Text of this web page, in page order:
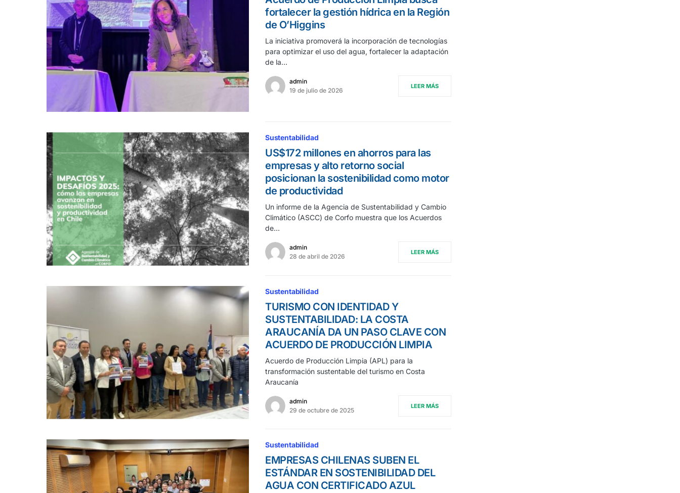
fortalecer la gestión hídrica en la Región
de O’Higgins
La iniciativa promoverá la incorporación de tecnologías
para optimizar el uso del agua, fortalecer la adaptación
de la…
admin
19 de julio de 2026
LEER MÁS
Sustentabilidad
US$172 millones en ahorros para las
empresas y alto retorno social
posicionan la sostenibilidad como motor
de productividad
Un informe de la Agencia de Sustentabilidad y Cambio
Climático (ASCC) de Corfo muestra que los Acuerdos
de…
admin
28 de abril de 2026
LEER MÁS
Sustentabilidad
TURISMO CON IDENTIDAD Y
SUSTENTABILIDAD: LA COSTA
ARAUCANÍA DA UN PASO CLAVE CON
ACUERDO DE PRODUCCIÓN LIMPIA
Acuerdo de Producción Limpia (APL) para la
transformación sustentable del turismo en Costa
Araucanía
admin
29 de octubre de 2025
LEER MÁS
Sustentabilidad
EMPRESAS CHILENAS SUBEN EL
ESTÁNDAR EN SOSTENIBILIDAD DEL
AGUA CON CERTIFICADO AZUL